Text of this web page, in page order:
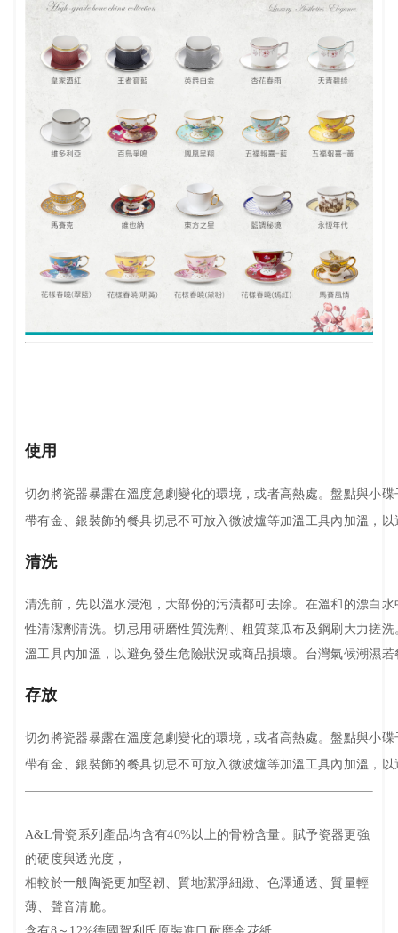
使用
切勿將瓷器暴露在溫度急劇變化的環境，或者高熱處。盤點與小
帶有金、銀裝飾的餐具切忌不可放入微波爐等加溫工具內加溫，
清洗
清洗前，先以溫水浸泡，大部份的污漬都可去除。在溫和的漂白
性清潔劑清洗。切忌用研磨性質洗劑、粗質菜瓜布及鋼刷大力搓
溫工具內加溫，以避免發生危險狀況或商品損壞。台灣氣候潮濕
存放
切勿將瓷器暴露在溫度急劇變化的環境，或者高熱處。盤點與小
帶有金、銀裝飾的餐具切忌不可放入微波爐等加溫工具內加溫，
A&L骨瓷系列產品均含有40%以上的骨粉含量。賦予瓷器更強
的硬度與透光度，
相較於一般陶瓷更加堅韌、質地潔淨細緻、色澤通透、質量輕
薄、聲音清脆。